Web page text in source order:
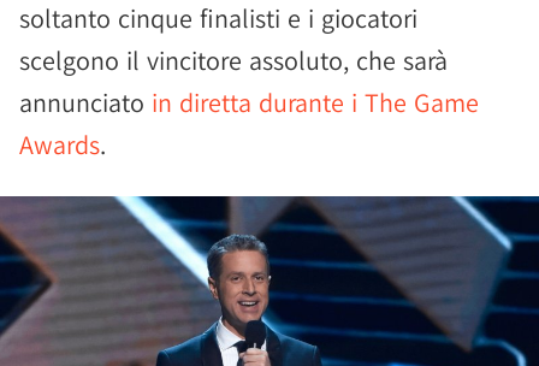
soltanto cinque finalisti e i giocatori
scelgono il vincitore assoluto, che sarà
annunciato in diretta durante i The Game
Awards.